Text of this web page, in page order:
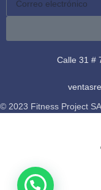
Calle 31 #
© 2023 Fitness Project